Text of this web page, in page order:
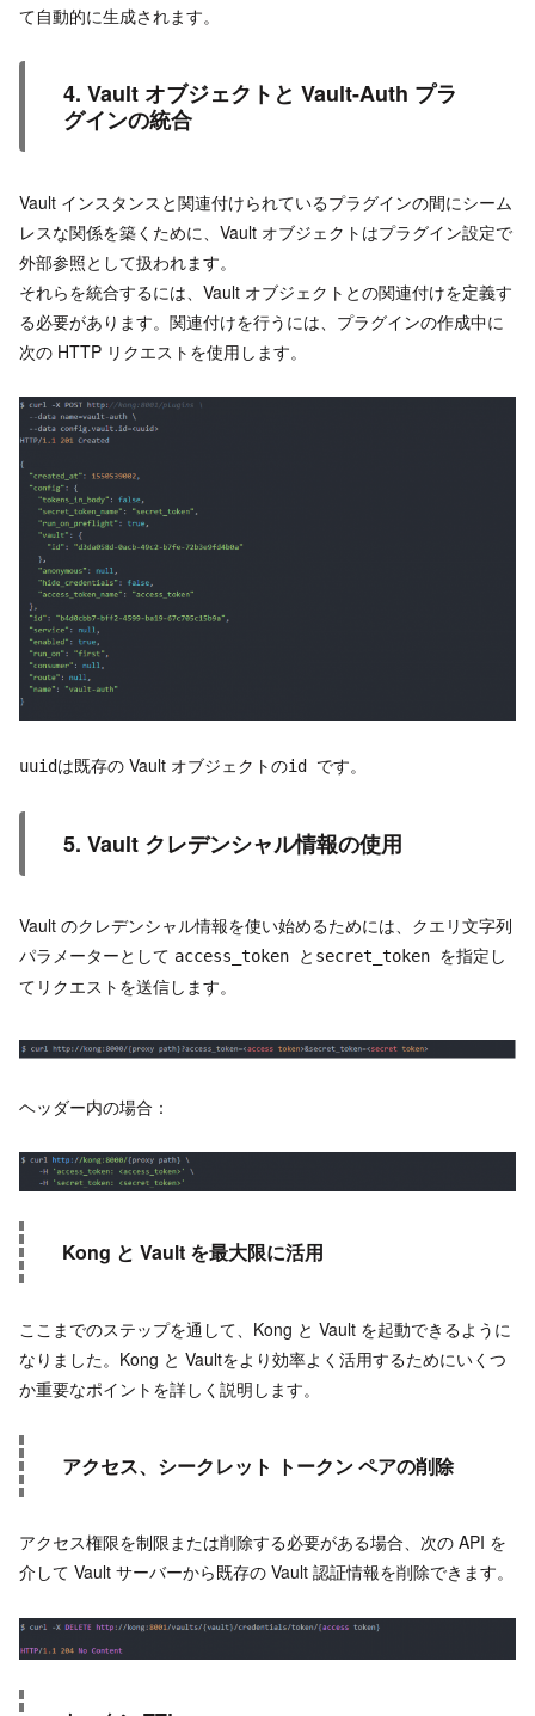
て自動的に生成されます。
4. Vault オブジェクトと Vault-Auth プラ
グインの統合
Vault インスタンスと関連付けられているプラグインの間にシーム
レスな関係を築くために、Vault オブジェクトはプラグイン設定で
外部参照として扱われます。
それらを統合するには、Vault オブジェクトとの関連付けを定義す
る必要があります。関連付けを行うには、プラグインの作成中に
次の HTTP リクエストを使用します。
uuidは既存の Vault オブジェクトのid です。
5. Vault クレデンシャル情報の使用
Vault のクレデンシャル情報を使い始めるためには、クエリ文字列
パラメーターとして access_token と secret_token を指定し
てリクエストを送信します。
ヘッダー内の場合：
Kong と Vault を最大限に活用
ここまでのステップを通して、Kong と Vault を起動できるように
なりました。Kong と Vaultをより効率よく活用するためにいくつ
か重要なポイントを詳しく説明します。
アクセス、シークレット トークン ペアの削除
アクセス権限を制限または削除する必要がある場合、次の API を
介して Vault サーバーから既存の Vault 認証情報を削除できます。